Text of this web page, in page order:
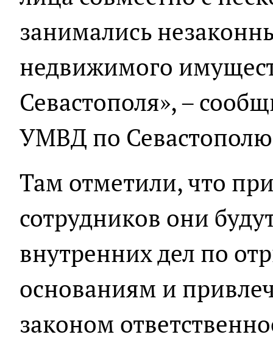
занимались
недвижимого
Севастополя», –
УМВД по
Там отметили, что
сотрудников они
внутренних дел по
основаниям и
законом